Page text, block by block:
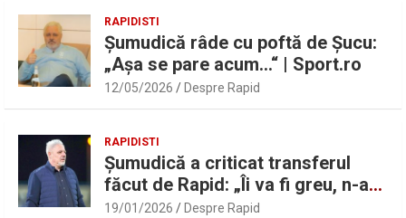
RAPIDISTI
Șumudică râde cu poftă de Șucu:
„Așa se pare acum…“ | Sport.ro
12/05/2026 Despre Rapid
RAPIDISTI
Șumudică a criticat transferul
făcut de Rapid: „Îi va fi greu, n-am
înțeles”
19/01/2026 Despre Rapid